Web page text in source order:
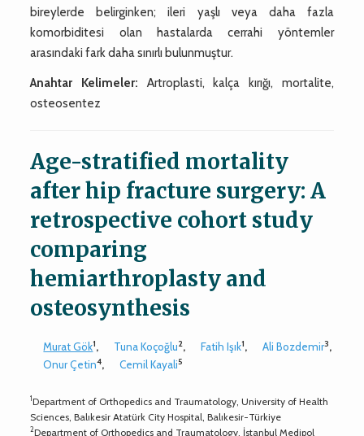
bireylerde belirginken; ileri yaşlı veya daha fazla
komorbiditesi olan hastalarda cerrahi yöntemler
arasındaki fark daha sınırlı bulunmuştur.
Anahtar Kelimeler: Artroplasti, kalça kırığı, mortalite,
osteosentez
Age-stratified mortality
after hip fracture surgery: A
retrospective cohort study
comparing
hemiarthroplasty and
osteosynthesis
Murat Gök1, Tuna Koçoğlu2, Fatih Işık1, Ali Bozdemir3,
Onur Çetin4, Cemil Kayali5
1Department of Orthopedics and Traumatology, University of Health
Sciences, Balıkesir Atatürk City Hospital, Balıkesir-Türkiye
2Department of Orthopedics and Traumatology, İstanbul Medipol